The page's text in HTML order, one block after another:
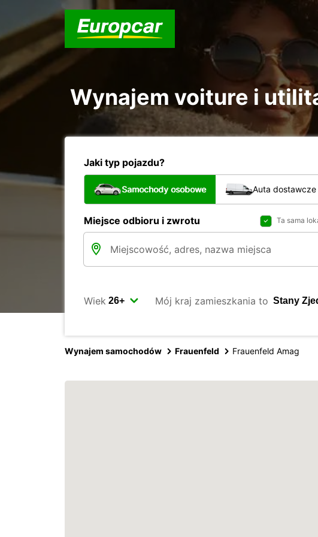
Wynajem voiture i
Jaki typ pojazdu?
Samochody osobowe Auta dostawcze
Miejsce odbioru i zwrotu Ta sama
Wiek Mój kraj zamieszkania to
Wynajem samochodów Frauenfeld Frauenfeld Amag